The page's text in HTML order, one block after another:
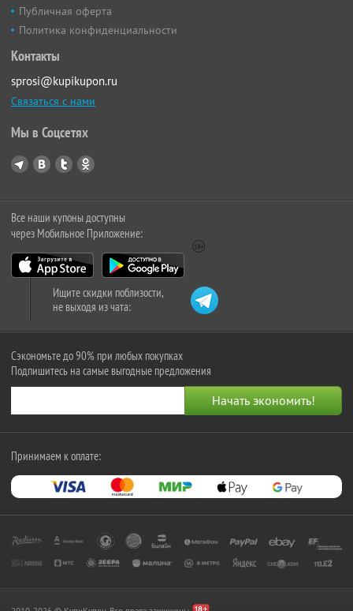
Публичная оферта
Политика конфиденциальности
Контакты
sprosi@kupikupon.ru
Связаться с нами
Мы в Соцсетях
Все наши купоны доступны
через Мобильное Приложение:
Ищите скидки поблизости,
не выходя из чата:
Сэкономьте до 90% при любых покупках
Подпишитесь на самые выгодные предложения
Принимаем к оплате: